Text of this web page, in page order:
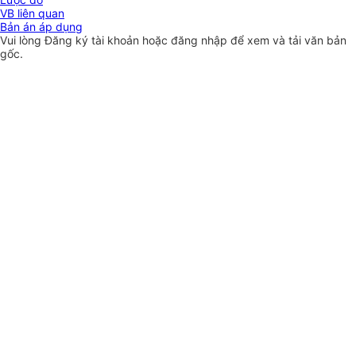
VB liên quan
Bản án áp dụng
Vui lòngĐăng ký tài khoản hoặc đăng nhập để xem và tải văn bản
gốc.